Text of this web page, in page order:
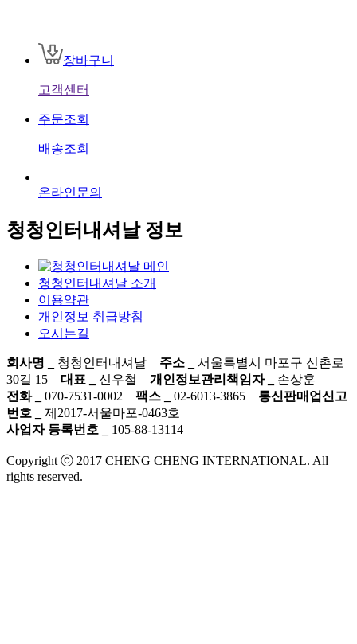
장바구니
고객센터
주문조회
배송조회
온라인문의
청청인터내셔날 정보
청청인터내셔날 소개
이용약관
개인정보 취급방침
오시는길
회사명 _ 청청인터내셔날 주소 _
서울특별시 마포구 신촌로
30길 15
대표 _ 신우철 개인정보관리책임자 _
손상훈
전화 _
070-7531-0002 팩스 _ 02-6013-3865
통신판매업신고
번호 _
제2017-서울마포-0463호
사업자 등록번호 _
105-88-13114
Copyright ⓒ 2017 CHENG CHENG INTERNATIONAL. All
rights reserved.